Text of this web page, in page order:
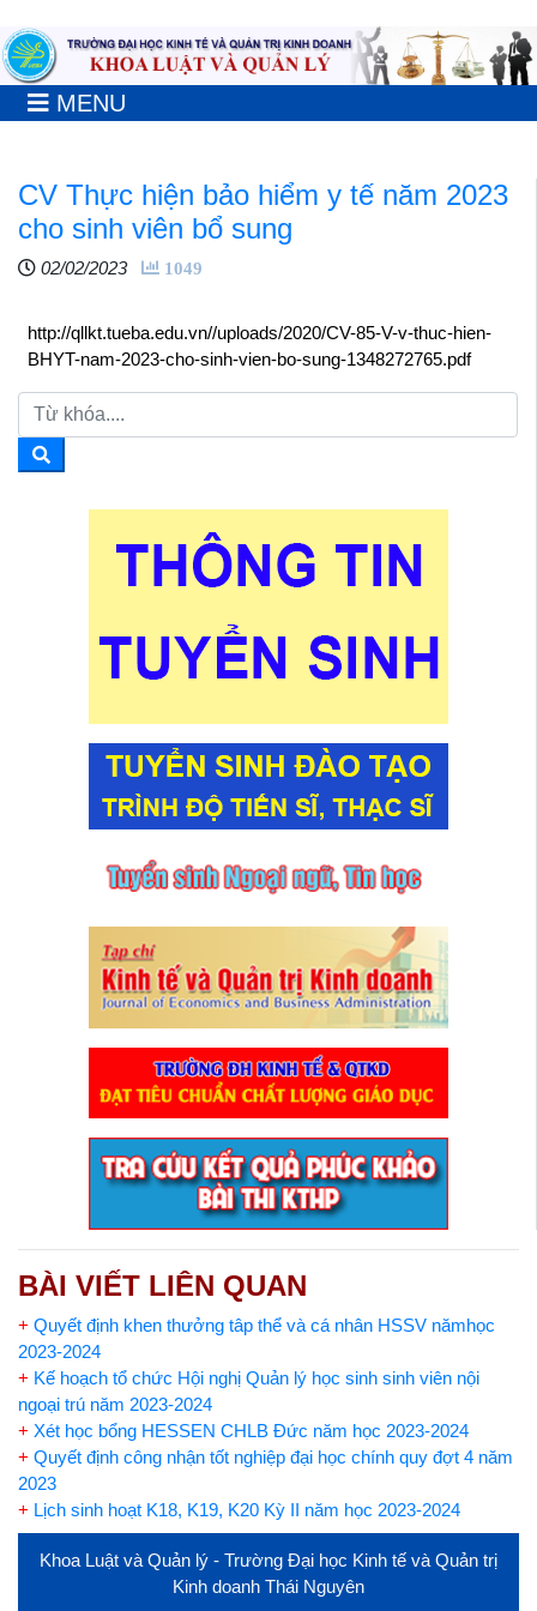
MENU
CV Thực hiện bảo hiểm y tế năm 2023
cho sinh viên bổ sung
02/02/2023 1049
http://qllkt.tueba.edu.vn//uploads/2020/CV-85-V-v-thuc-hien-
BHYT-nam-2023-cho-sinh-vien-bo-sung-1348272765.pdf
BÀI VIẾT LIÊN QUAN
+ Quyết định khen thưởng tâp thể và cá nhân HSSV nămhọc
2023-2024
+ Kế hoạch tổ chức Hội nghị Quản lý học sinh sinh viên nội
ngoại trú năm 2023-2024
+ Xét học bổng HESSEN CHLB Đức năm học 2023-2024
+ Quyết định công nhận tốt nghiệp đại học chính quy đợt 4 năm
2023
+ Lịch sinh hoạt K18, K19, K20 Kỳ II năm học 2023-2024
Khoa Luật và Quản lý - Trường Đại học Kinh tế và Quản trị
Kinh doanh Thái Nguyên